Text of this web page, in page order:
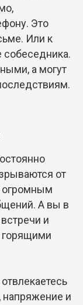
Это
Или к
собеседника.
а могут
от
огромным
А вы в
и
горящими
напряжение и